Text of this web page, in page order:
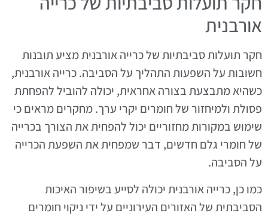
אורבנית
חקר תועלות סביבתיות של כרייה אורבנית מציע תובנות
חשובות על השפעות התהליך על הסביבה. כרייה אורבנית,
כשהיא מתבצעת בצורה אחראית, יכולה להוביל להפחתת
פסולת ולמיחזור של חומרים יקרי ערך. מחקרים מראים כי
שימוש במקורות מחזוריים יכול להפחית את הצורך בכרייה
של חומרי גלם חדשים, דבר שמפחית את השפעת הכרייה
על הסביבה.
כמו כן, כרייה אורבנית יכולה לסייע בשיפור האיכות
הסביבתית של האזורים העירוניים על ידי ניקוי חומרים